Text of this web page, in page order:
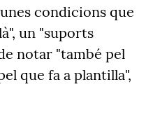
condicions que
un "suports
notar "també pel
que fa a plantilla",